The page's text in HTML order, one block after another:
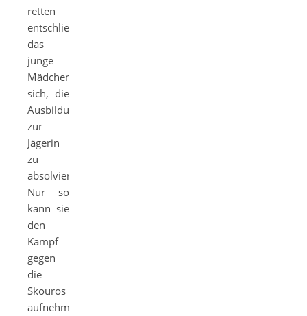
retten
entschließt
das
junge
Mädchen
sich, die
Ausbildung
zur
Jägerin
zu
absolvieren.
Nur so
kann sie
den
Kampf
gegen
die
Skouros
aufnehmen